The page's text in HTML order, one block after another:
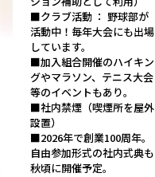
■クラブ活動 ： 野球部が
活動中！毎年大会にも出場
しています。
■加入組合開催のハイキン
グやマラソン、テニス大会
等のイベントもあり。
■社内禁煙（喫煙所を屋外
設置）
■2026年で創業100周年。
自由参加形式の社内式典も
秋頃に開催予定。